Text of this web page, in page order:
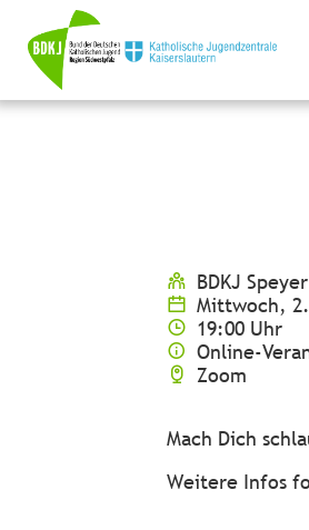
BDKJ Speyer
Mittwoch,
19:00 Uhr
Online-
Zoom
Mach Dich
Weitere Infos